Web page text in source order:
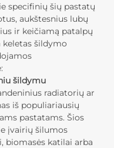
specifinių šių pastatų
aukštesnius lubų
ir keičiamą patalpų
keletas šildymo
šildymu
radiatorių ar
iš populiariausių
pastatams. Šios
įvairių šilumos
biomasės katilai arba